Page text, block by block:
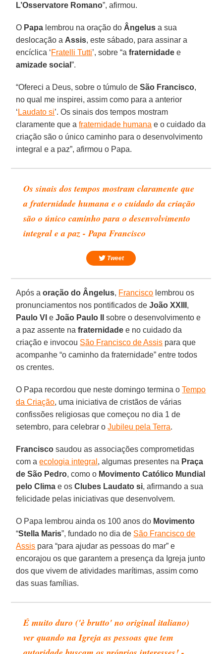
L’Osservatore Romano”, afirmou.
O Papa lembrou na oração do Ângelus a sua
deslocação a Assis, este sábado, para assinar a
encíclica ‘Fratelli Tutti’, sobre “afraternidade e
amizade social”.
“Ofereci a Deus, sobre o túmulo deSão Francisco,
no qual me inspirei, assim como para a anterior
‘ Laudato si’. Os sinais dos tempos mostram
claramente que afraternidade humana e o cuidado da
criação são o único caminho para o desenvolvimento
integral e a paz”, afirmou o Papa.
Os sinais dos tempos mostram claramente que
a fraternidade humana e o cuidado da criação
são o único caminho para o desenvolvimento
integral e a paz - Papa Francisco
Tweet
Após aoração do Ângelus, Francisco lembrou os
pronunciamentos nos pontificados deJoão XXIII ,
Paulo VI eJoão Paulo II
sobre o desenvolvimento e
a paz assente nafraternidade e no cuidado da
criação e invocou São Francisco de Assis para que
acompanhe “o caminho da fraternidade” entre todos
os crentes.
O Papa recordou que neste domingo termina oTempo
da Criação, uma iniciativa de cristãos de várias
confissões religiosas que começou no dia 1 de
setembro, para celebrar oJubileu pela Terra.
Francisco saudou as associações comprometidas
com aecologia integral , algumas presentes na Praça
de São Pedro, como o Movimento Católico Mundial
pelo Clima e osClubes Laudato si, afirmando a sua
felicidade pelas iniciativas que desenvolvem.
O Papa lembrou ainda os 100 anos do Movimento
“Stella Maris”, fundado no dia de São Francisco de
Assis para “para ajudar as pessoas do mar” e
encorajou os que garantem a presença da Igreja junto
dos que vivem de atividades marítimas, assim como
das suas famílias.
É muito duro ('è brutto' no original italiano)
ver quando na Igreja as pessoas que tem